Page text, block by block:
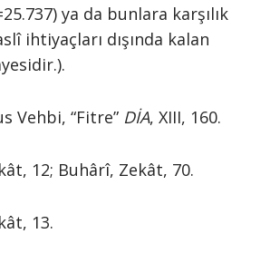
ya da bunlara karşılık
ihtiyaçları dışında kalan
Vehbi, “Fitre” DİA, XIII, 160.
12; Buhârî, Zekât, 70.
13.